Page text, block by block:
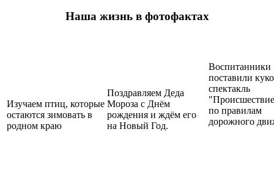
Наша жизнь в фотофактах
Изучаем птиц, которые
остаются зимовать в
родном краю
Поздравляем Деда
Мороза с Днём
рождения и ждём его
на Новый Год.
Воспитанники
поставили
спектакль
по правилам
дорожного